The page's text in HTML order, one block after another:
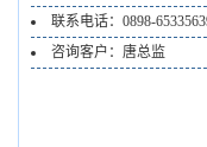
联系电话：0898-
咨询客户：唐总监